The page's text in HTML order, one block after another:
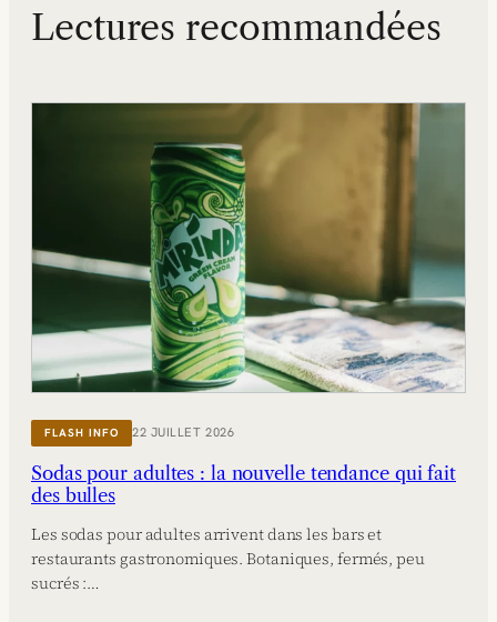
Lectures recommandées
FLASH INFO 22 JUILLET 2026
Sodas pour adultes : la nouvelle tendance qui fait
des bulles
Les sodas pour adultes arrivent dans les bars et
restaurants gastronomiques. Botaniques, fermés, peu
sucrés :…